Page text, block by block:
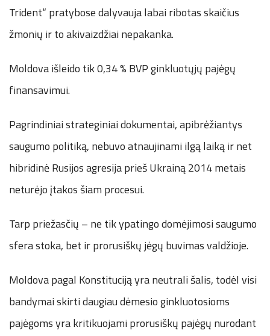
Trident“ pratybose dalyvauja labai ribotas skaičius
žmonių ir to akivaizdžiai nepakanka.
Moldova išleido tik 0,34 % BVP ginkluotųjų pajėgų
finansavimui.
Pagrindiniai strateginiai dokumentai, apibrėžiantys
saugumo politiką, nebuvo atnaujinami ilgą laiką ir net
hibridinė Rusijos agresija prieš Ukrainą 2014 metais
neturėjo įtakos šiam procesui.
Tarp priežasčių – ne tik ypatingo domėjimosi saugumo
sfera stoka, bet ir prorusiškų jėgų buvimas valdžioje.
Moldova pagal Konstituciją yra neutrali šalis, todėl visi
bandymai skirti daugiau dėmesio ginkluotosioms
pajėgoms yra kritikuojami prorusiškų pajėgų nurodant